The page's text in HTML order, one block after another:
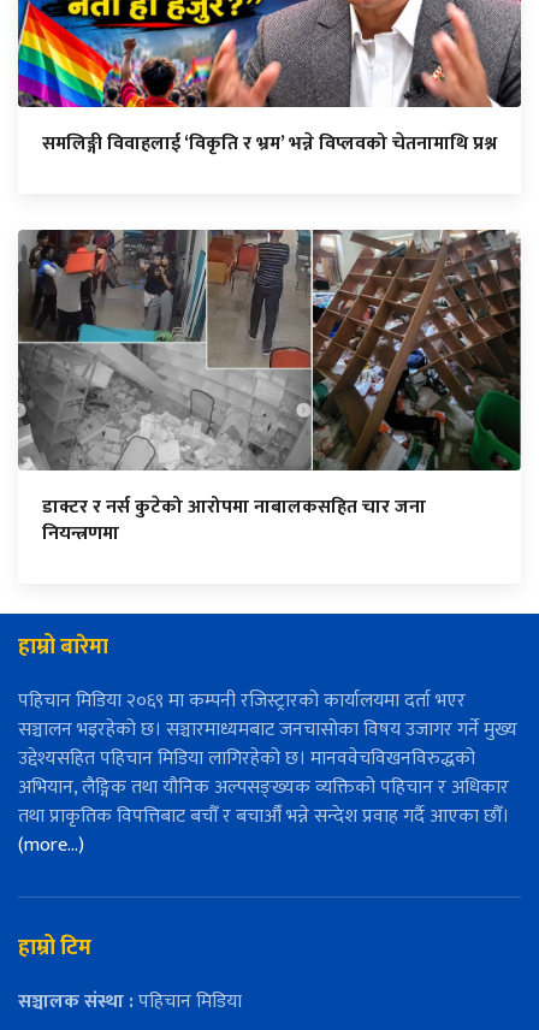
समलिङ्गी विवाहलाई ‘विकृति र भ्रम’ भन्ने विप्लवको चेतनामाथि प्रश्न
डाक्टर र नर्स कुटेको आरोपमा नाबालकसहित चार जना
नियन्त्रणमा
हाम्रो बारेमा
पहिचान मिडिया २०६९ मा कम्पनी रजिस्ट्रारको कार्यालयमा दर्ता भएर
सञ्चालन भइरहेको छ। सञ्चारमाध्यमबाट जनचासोका विषय उजागर गर्ने मुख्य
उद्देश्यसहित पहिचान मिडिया लागिरहेको छ। मानववेचविखनविरुद्धको
अभियान, लैङ्गिक तथा यौनिक अल्पसङ्ख्यक व्यक्तिको पहिचान र अधिकार
तथा प्राकृतिक विपत्तिबाट बचौँ र बचाऔँ भन्ने सन्देश प्रवाह गर्दै आएका छौँ।
(more…)
हाम्रो टिम
सञ्चालक संस्था :पहिचान मिडिया